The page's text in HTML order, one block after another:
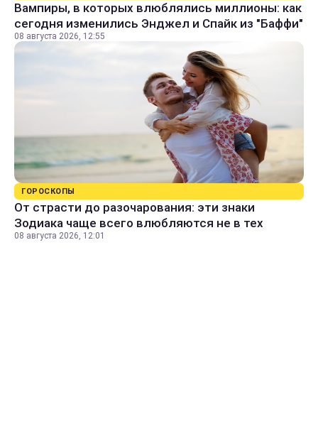
Вампиры, в которых влюблялись миллионы: как
сегодня изменились Энджел и Спайк из "Баффи"
08 августа 2026, 12:55
ГОРОСКОПЫ
От страсти до разочарования: эти знаки
Зодиака чаще всего влюбляются не в тех
08 августа 2026, 12:01